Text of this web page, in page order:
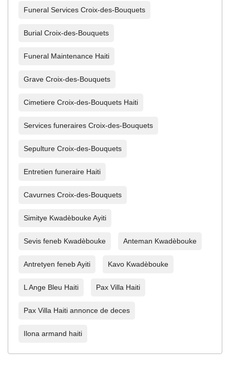
Funeral Services Croix-des-Bouquets
Burial Croix-des-Bouquets
Funeral Maintenance Haiti
Grave Croix-des-Bouquets
Cimetiere Croix-des-Bouquets Haiti
Services funeraires Croix-des-Bouquets
Sepulture Croix-des-Bouquets
Entretien funeraire Haiti
Cavurnes Croix-des-Bouquets
Simitye Kwadèbouke Ayiti
Sevis feneb Kwadèbouke Anteman Kwadèbouke
Antretyen feneb Ayiti Kavo Kwadèbouke
L Ange Bleu Haiti Pax Villa Haiti
Pax Villa Haiti annonce de deces
Ilona armand haiti